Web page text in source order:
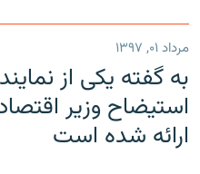
مرداد ۰۱, ۱۳۹۷
به گفته یکی از
استیضاح وزیر
ارائه شده است